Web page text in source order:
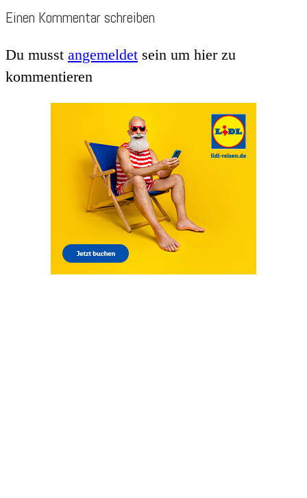
Einen Kommentar schreiben
Du musst angemeldet sein um hier zu
kommentieren